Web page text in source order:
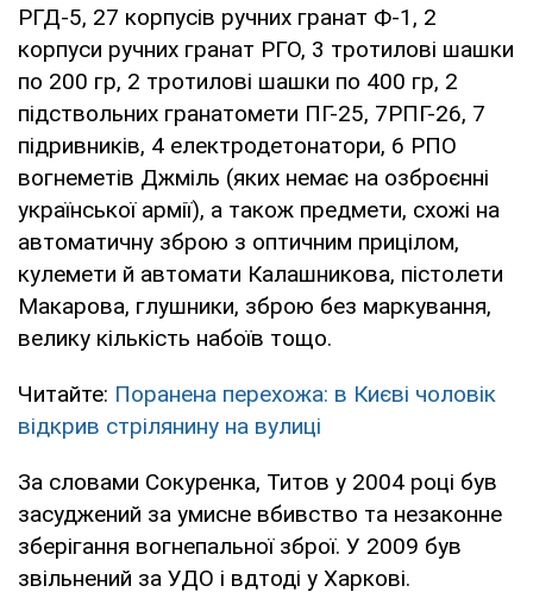
РГД-5, 27 корпусів ручних гранат Ф-1, 2
корпуси ручних гранат РГО, 3 тротилові шашки
по 200 гр, 2 тротилові шашки по 400 гр, 2
підствольних гранатомети ПГ-25, 7РПГ-26, 7
підривників, 4 електродетонатори, 6 РПО
вогнеметів Джміль (яких немає на озброєнні
української армії), а також предмети, схожі на
автоматичну зброю з оптичним прицілом,
кулемети й автомати Калашникова, пістолети
Макарова, глушники, зброю без маркування,
велику кількість набоїв тощо.
Читайте: Поранена перехожа: в Києві чоловік
відкрив стрілянину на вулиці
За словами Сокуренка, Титов у 2004 році був
засуджений за умисне вбивство та незаконне
зберігання вогнепальної зброї. У 2009 був
звільнений за УДО і вдтоді у Харкові.